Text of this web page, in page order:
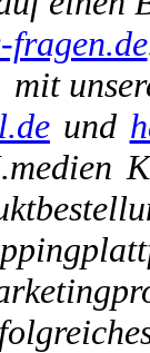
fragen.de
mit
und